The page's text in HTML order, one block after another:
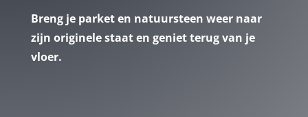
Breng je parket en natuursteen weer naar
zijn originele staat en geniet terug van je
vloer.